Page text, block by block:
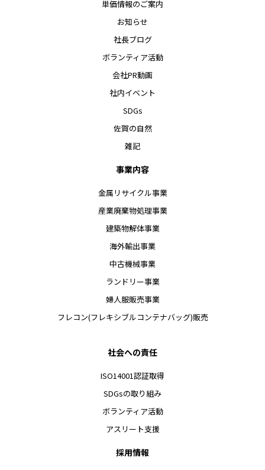
単価情報のご案内
お知らせ
社長ブログ
ボランティア活動
会社PR動画
社内イベント
SDGs
佐賀の自然
雑記
事業内容
金属リサイクル事業
産業廃棄物処理事業
建築物解体事業
海外輸出事業
中古機械事業
ランドリー事業
婦人服販売事業
フレコン(フレキシブルコンテナバッグ)販売
社会への責任
ISO14001認証取得
SDGsの取り組み
ボランティア活動
アスリート支援
採用情報